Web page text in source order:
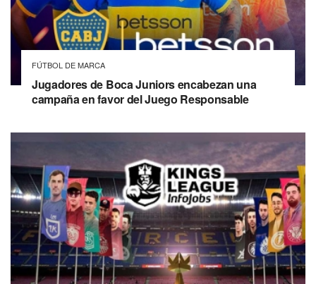
FÚTBOL DE MARCA
Jugadores de Boca Juniors encabezan una
campaña en favor del Juego Responsable